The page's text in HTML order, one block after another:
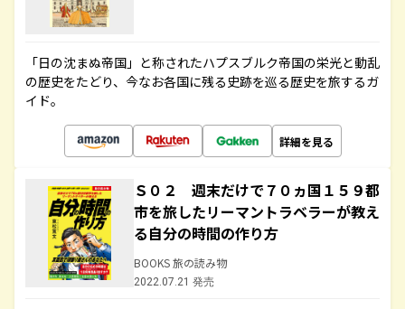
「日の沈まぬ帝国」と称されたハプスブルク帝国の栄光と動乱
の歴史をたどり、今なお各国に残る史跡を巡る歴史を旅するガ
イド。
詳細を見る
Ｓ０２ 週末だけで７０ヵ国１５９都
市を旅したリーマントラベラーが教え
る自分の時間の作り方
BOOKS 旅の読み物
2022.07.21 発売